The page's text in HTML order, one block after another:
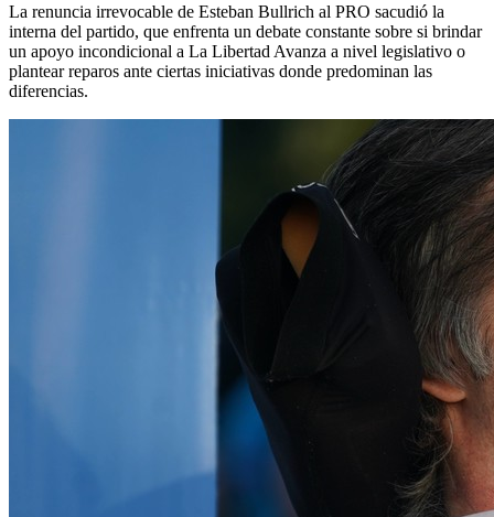
La renuncia irrevocable de Esteban Bullrich al PRO sacudió la
interna del partido, que enfrenta un debate constante sobre si brindar
un apoyo incondicional a La Libertad Avanza a nivel legislativo o
plantear reparos ante ciertas iniciativas donde predominan las
diferencias.